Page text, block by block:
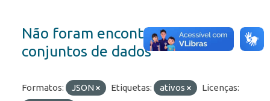
Não foram encontrados
conjuntos de dados
Formatos: JSON Etiquetas: ativos
Licenças: